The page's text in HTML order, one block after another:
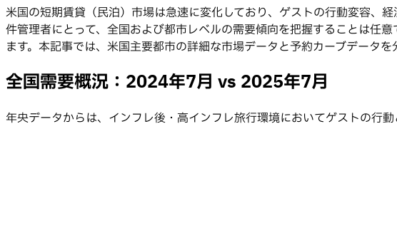
米国の短期賃貸（民泊）市場は急速に変化しており、ゲストの行動変容、経
件管理者にとって、全国および都市レベルの需要傾向を把握することは任
ます。本記事では、米国主要都市の詳細な市場データと予約カーブデータ
全国需要概況：2024年7月 vs 2025年7月
年央データからは、インフレ後・高インフレ旅行環境においてゲストの行